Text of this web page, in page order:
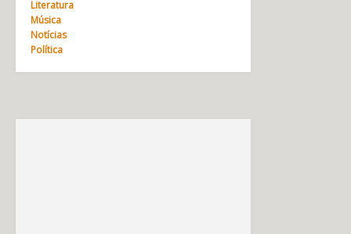
Literatura
Música
Notícias
Política